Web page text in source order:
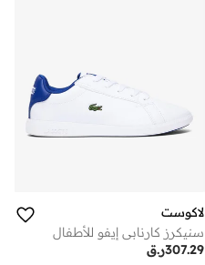
لاكوست
سنيكرز كارنابي إيفو للأطفال
ر.ق307.29